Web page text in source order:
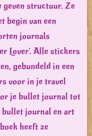
structuur. Ze
begin van een
journals
Lover'. Alle stickers
gebundeld in een
voor in je travel
je bullet journal tot
journal en art
heeft ze